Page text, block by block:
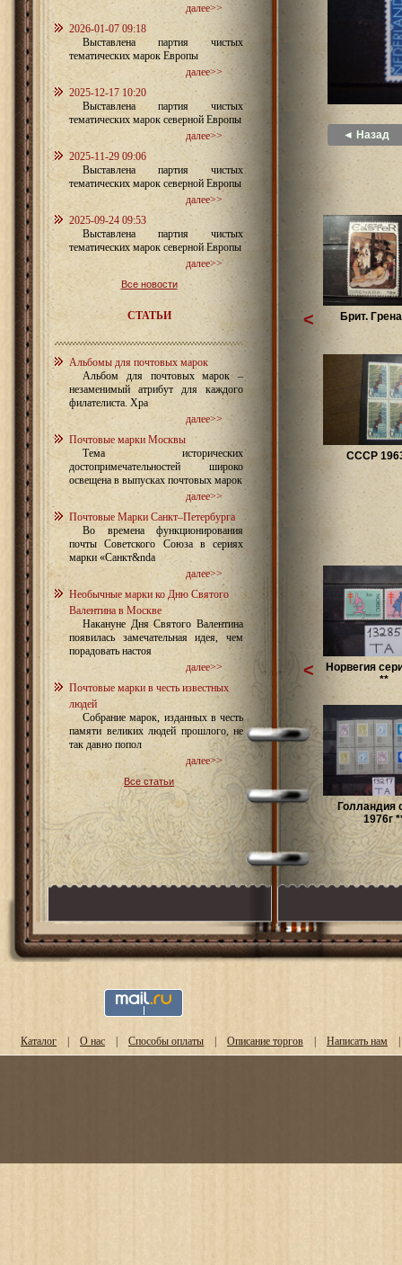
далее>>
2026-01-07 09:18
Выставлена партия чистых
тематических марок Европы
далее>>
2025-12-17 10:20
Выставлена партия чистых
тематических марок северной Европы
далее>>
2025-11-29 09:06
Выставлена партия чистых
тематических марок северной Европы
далее>>
2025-09-24 09:53
Выставлена партия чистых
тематических марок северной Европы
далее>>
Все новости
СТАТЬИ
Альбомы для почтовых марок
Альбом для почтовых марок –
незаменимый атрибут для каждого
филателиста. Хра
далее>>
Почтовые марки Москвы
Тема исторических
достопримечательностей широко
освещена в выпусках почтовых марок
далее>>
Почтовые Марки Санкт–Петербурга
Во времена функционирования
почты Советского Союза в сериях
марки «Санкт&nda
далее>>
Необычные марки ко Дню Святого
Валентина в Москве
Накануне Дня Святого Валентина
появилась замечательная идея, чем
порадовать настоя
далее>>
Почтовые марки в честь известных
людей
Собрание марок, изданных в честь
памяти великих людей прошлого, не
так давно попол
далее>>
Все статьи
◄ Назад
Брит.
СССР
<
Норвегия
**
Голландия
1976г
<
Каталог | О нас | Способы оплаты | Описание торгов | Написать нам |